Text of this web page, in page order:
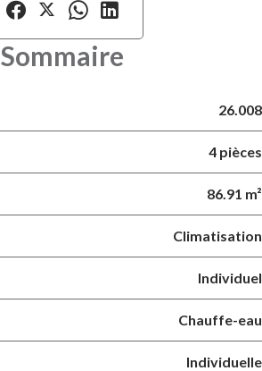
Sommaire
26.008
4 pièces
86.91 m²
Climatisation
Individuel
Chauffe-eau
Individuelle